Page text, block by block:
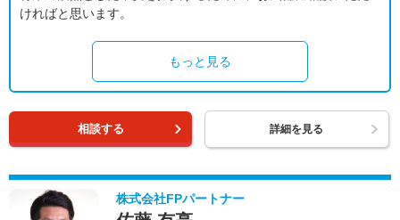
ければと思います。
もっと見る
相談する 詳細を見る
株式会社FPパートナー